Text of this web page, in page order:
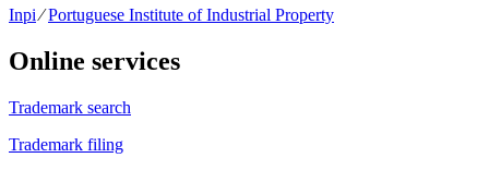
Inpi⁄Portuguese Institute of Industrial Property
Online services
Trademark search
Trademark filing